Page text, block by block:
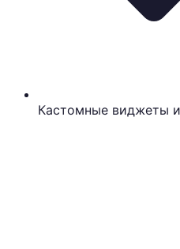
Кастомные виджеты